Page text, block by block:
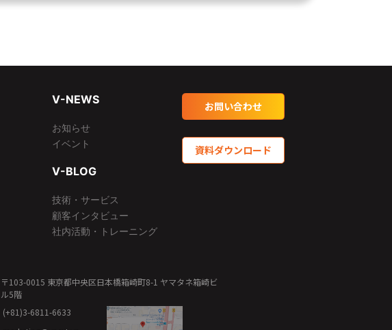
V-NEWS
お知らせ
イベント
V-BLOG
技術・サービス
顧客インタビュー
社内活動・トレーニング
お問い合わせ
資料ダウンロード
〒103-0015 東京都中央区日本橋箱崎町8-1 ヤマタネ箱崎ビ
ル5階
(+81)3-6811-6633